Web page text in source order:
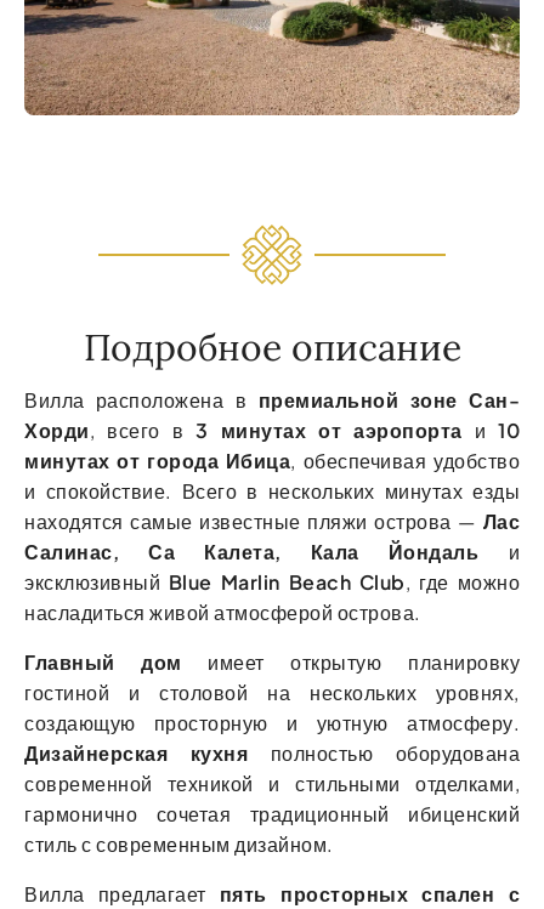
Подробное описание
Вилла расположена в премиальной зоне Сан-
Хорди, всего в 3 минутах от аэропорта и 10
минутах от города Ибица, обеспечивая удобство
и спокойствие. Всего в нескольких минутах езды
находятся самые известные пляжи острова — Лас
Салинас, Са Калета, Кала Йондаль и
эксклюзивный Blue Marlin Beach Club, где можно
насладиться живой атмосферой острова.
Главный дом имеет открытую планировку
гостиной и столовой на нескольких уровнях,
создающую просторную и уютную атмосферу.
Дизайнерская кухня полностью оборудована
современной техникой и стильными отделками,
гармонично сочетая традиционный ибиценский
стиль с современным дизайном.
Вилла предлагает пять просторных спален с